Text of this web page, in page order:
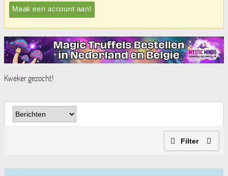
Maak een account aan!
Kweker gezocht!
Filter